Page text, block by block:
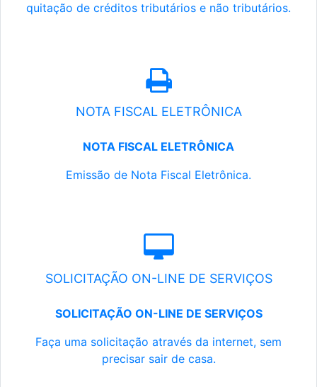
quitação de créditos tributários e não tributários.
NOTA FISCAL ELETRÔNICA
NOTA FISCAL ELETRÔNICA
Emissão de Nota Fiscal Eletrônica.
SOLICITAÇÃO ON-LINE DE SERVIÇOS
SOLICITAÇÃO ON-LINE DE SERVIÇOS
Faça uma solicitação através da internet, sem
precisar sair de casa.